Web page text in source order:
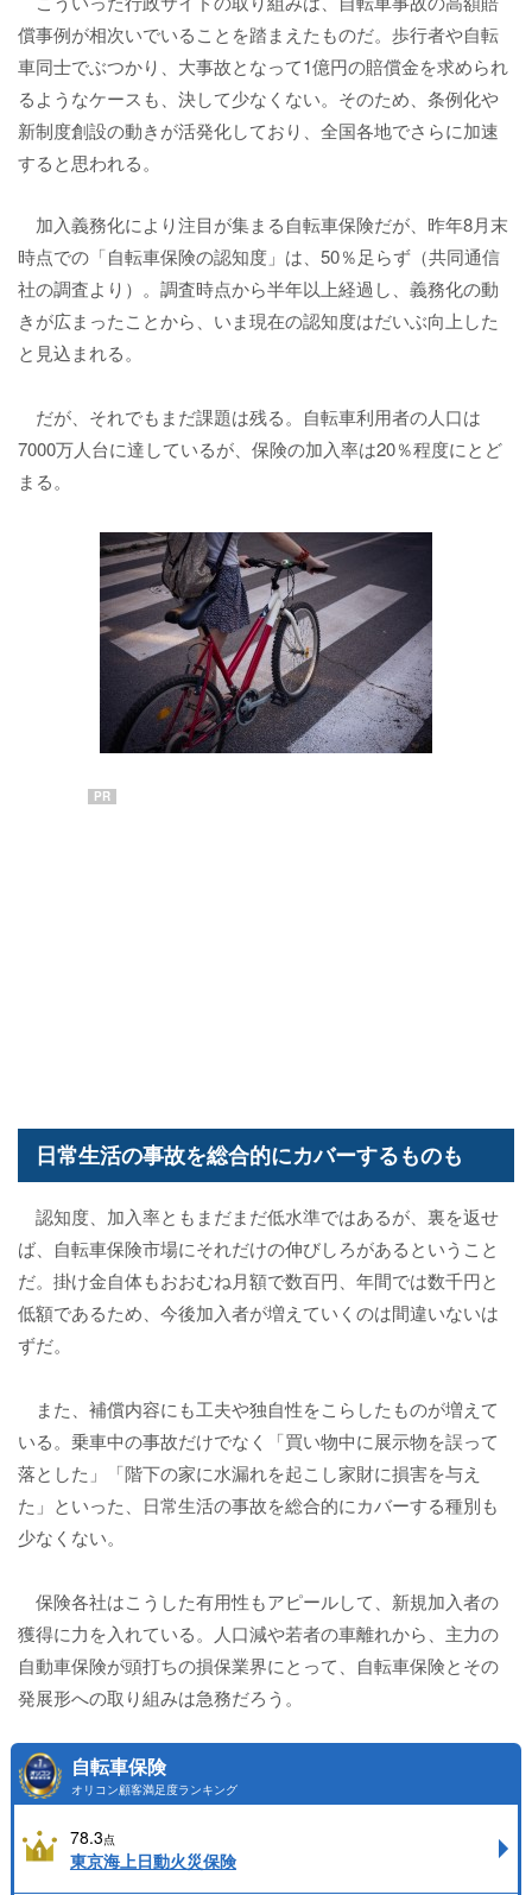
償事例が相次いでいることを踏まえたものだ。歩行者や自転
車同士でぶつかり、大事故となって1億円の賠償金を求められ
るようなケースも、決して少なくない。そのため、条例化や
新制度創設の動きが活発化しており、全国各地でさらに加速
すると思われる。
加入義務化により注目が集まる自転車保険だが、昨年8月末
時点での「自転車保険の認知度」は、50％足らず（共同通信
社の調査より）。調査時点から半年以上経過し、義務化の動
きが広まったことから、いま現在の認知度はだいぶ向上した
と見込まれる。
だが、それでもまだ課題は残る。自転車利用者の人口は
7000万人台に達しているが、保険の加入率は20％程度にとど
まる。
PR
日常生活の事故を総合的にカバーするものも
認知度、加入率ともまだまだ低水準ではあるが、裏を返せ
ば、自転車保険市場にそれだけの伸びしろがあるということ
だ。掛け金自体もおおむね月額で数百円、年間では数千円と
低額であるため、今後加入者が増えていくのは間違いないは
ずだ。
また、補償内容にも工夫や独自性をこらしたものが増えて
いる。乗車中の事故だけでなく「買い物中に展示物を誤って
落とした」「階下の家に水漏れを起こし家財に損害を与え
た」といった、日常生活の事故を総合的にカバーする種別も
少なくない。
保険各社はこうした有用性もアピールして、新規加入者の
獲得に力を入れている。人口減や若者の車離れから、主力の
自動車保険が頭打ちの損保業界にとって、自転車保険とその
発展形への取り組みは急務だろう。
自転車保険
オリコン顧客満足度ランキング
78.3点
東京海上日動火災保険